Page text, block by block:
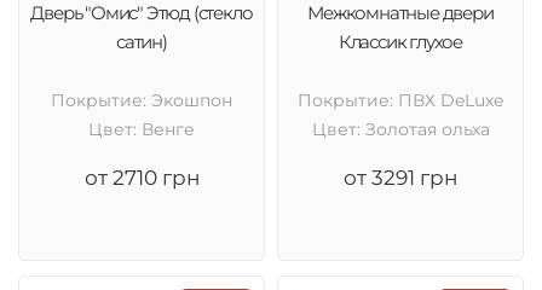
Дверь "Омис" Этюд (стекло
сатин)
Покрытие: Экошпон
Цвет: Венге
от 2710 грн
Межкомнатные двери
Классик глухое
Покрытие: ПВХ DeLuxe
Цвет: Золотая ольха
от 3291 грн